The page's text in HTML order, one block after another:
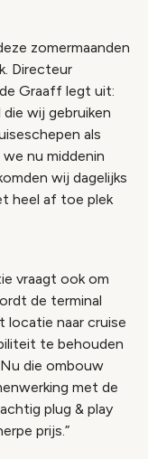
zomermaanden
Directeur
Graaff legt uit:
wij gebruiken
als
nu middenin
wij dagelijks
heel af toe plek
vraagt ook om
de terminal
locatie naar cruise
te behouden
die ombouw
met de
plug & play
prijs.”